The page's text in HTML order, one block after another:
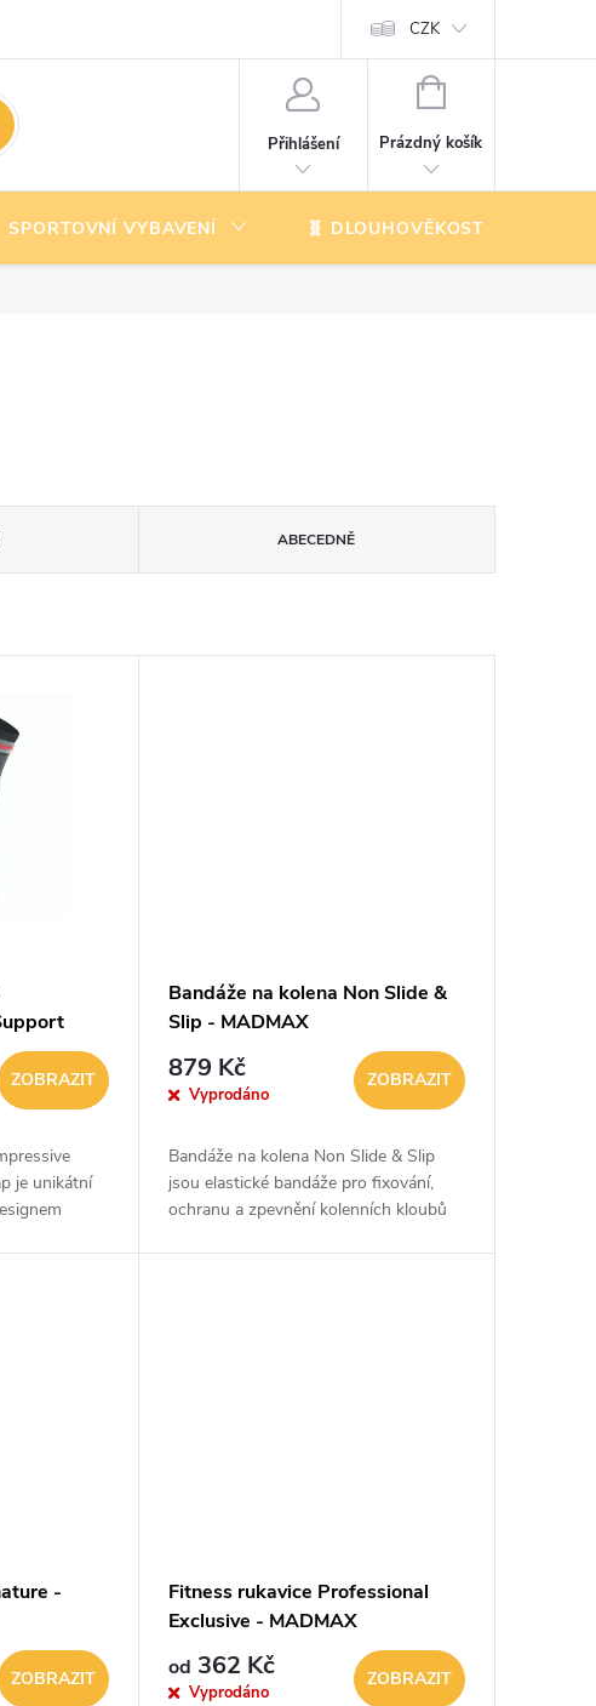
CZK
Přihlášení
NÁKUPNÍ
Prázdný košík
SPORTOVNÍ VYBAVENÍ 🧬 DLOUHOVĚKOST
ABECEDNĚ
ZOBRAZIT
je unikátní
Bandáže na kolena Non Slide &
Slip - MADMAX
879 Kč
Vyprodáno
ZOBRAZIT
Bandáže na kolena Non Slide & Slip
jsou elastické bandáže pro fixování,
ochranu a zpevnění kolenních kloubů
-
ZOBRAZIT
Fitness rukavice Professional
Exclusive - MADMAX
od 362 Kč
Vyprodáno
ZOBRAZIT